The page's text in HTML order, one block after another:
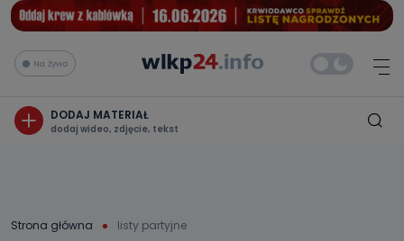
Na żywo
DODAJ MATERIAŁ
dodaj wideo, zdjęcie, tekst
Strona główna listy partyjne